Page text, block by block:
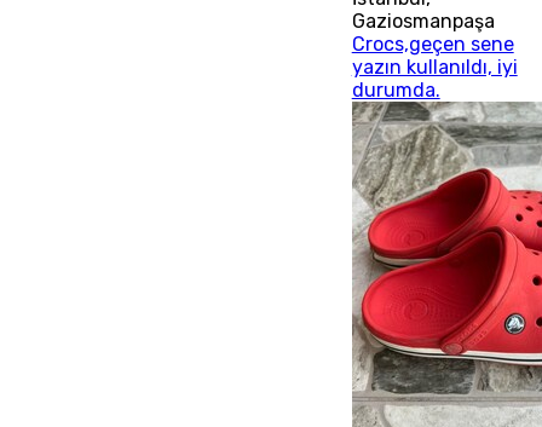
Gaziosmanpaşa
Crocs,geçen sene
yazın kullanıldı, iyi
durumda.